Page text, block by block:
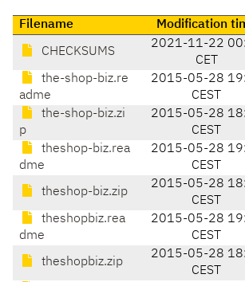
Filename Modification
CHECKSUMS
2021-11-22
CET
the-shop-biz.re
adme
2015-05-28
CEST
the-shop-biz.zi
p
2015-05-28
CEST
theshop-biz.rea
dme
2015-05-28
CEST
theshop-biz.zip
2015-05-28
CEST
theshopbiz.rea
dme
2015-05-28
CEST
theshopbiz.zip
2015-05-28
CEST